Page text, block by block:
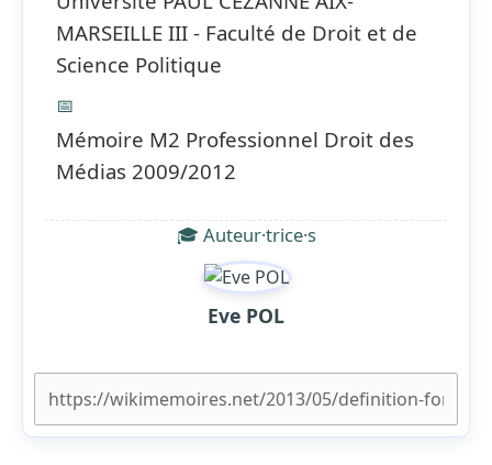
MARSEILLE III - Faculté de Droit et de
Science Politique
📅
Mémoire M2 Professionnel Droit des
Médias 2009/2012
🎓 Auteur·trice·s
Eve POL